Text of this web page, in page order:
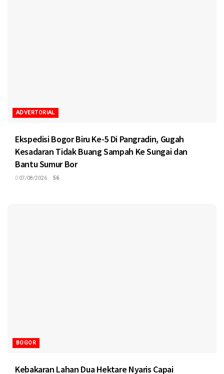
ADVERTORIAL
Ekspedisi Bogor Biru Ke-5 Di Pangradin, Gugah
Kesadaran Tidak Buang Sampah Ke Sungai dan
Bantu Sumur Bor
07/08/2026 56
BOGOR
Kebakaran Lahan Dua Hektare Nyaris Capai